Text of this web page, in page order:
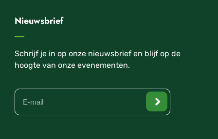
Nieuwsbrief
Schrijf je in op onze nieuwsbrief en blijf op de
hoogte van onze evenementen.